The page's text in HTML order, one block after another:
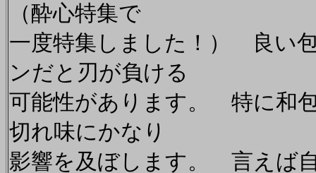
（酔心特集で
一度特集しました！） 良い
ンだと刃が負ける
可能性があります。 特に和
切れ味にかなり
影響を及ぼします。 言えば